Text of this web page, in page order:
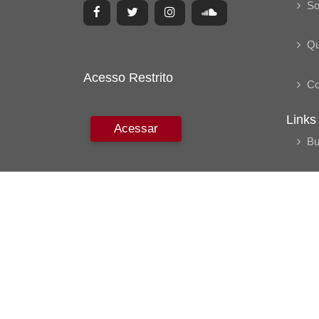
Acesso Restrito
Acessar